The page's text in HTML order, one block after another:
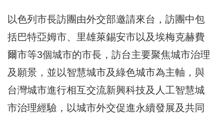
以色列市長訪團由外交部邀請來台，訪團中包
括巴特亞姆市、里雄萊錫安市以及埃梅克赫費
爾市等3個城市的市長，訪台主要聚焦城市治理
及願景，並以智慧城市及綠色城市為主軸，與
台灣城市進行相互交流新興科技及人工智慧城
市治理經驗，以城市外交促進永續發展及共同